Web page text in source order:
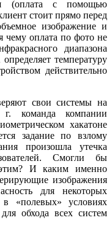
(оплата с помощью
стоит прямо перед
изображение и
чему оплата по фото не
диапазона
температуру
действительно
свои системы на
команда компании
хакатоне
задание по взлому
произошла утечка
Смогли бы
этим? И каким именно
изображения
для некоторых
«полевых» условиях
обхода всех систем